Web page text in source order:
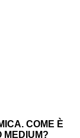
COME È
MEDIUM?